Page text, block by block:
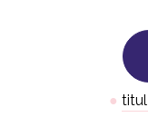
9. Hurry Slowly
10. Written In
●